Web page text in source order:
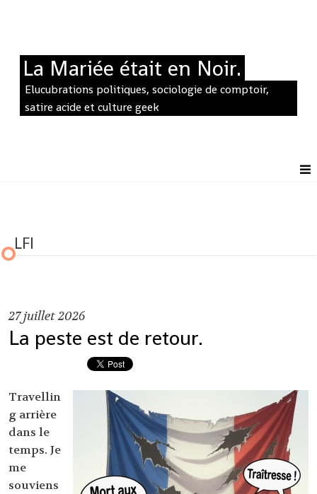
La Mariée était en Noir.
Elucubrations politiques, sociologie de comptoir,
satire acide et culture geek
LFI
27juillet 2026
La peste est de retour.
Travellin
g arrière
dans le
temps. Je
me
souviens